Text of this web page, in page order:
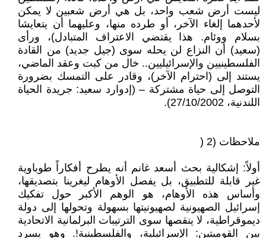
ليست أرض شعب واحد، بل هي أرض شعبين لا يمكن
لأحدهما إلغاء الآخر، أو طرده منها، وعليهما أن يتعايشا
بسلام ووئام. هذا يقتضي الاعتراف المتبادل)، ورأى
(سعيد) أن النزاع لن يحله سوى (جيل جديد) من القادة
الفلسطينيين والإسرائيليين.. خال من كبت وعقد الماضي،
يستند إلى (احترام الآخر)، وقادر على التمسك بضرورة
التوصل إلى حياة مشتركة – (إدوارد سعيد: جريدة الحياة
اللندنية، 27/10/2002).
ملاحظات (2 (
أولاً: إشكالية بحث أسعد غانم أنه يطرح أفكاراً طوباوية
غير قابلة للتطبيق، بل يفصل الأوهام ليغرينا بتصديقها،
وأساس هذه الأوهام، هو الوهم الأكبر حول تفكيك
إسرائيل الصهيونية لصهيونيتها بسهولة وتحولها إلى دولة
ديموقراطية، لا ينقصها سوى الترتيبات البرلمانية الاتحادية
بين القوميتين: الإسرائيلية، والفلسطينية!. وهو يسرد